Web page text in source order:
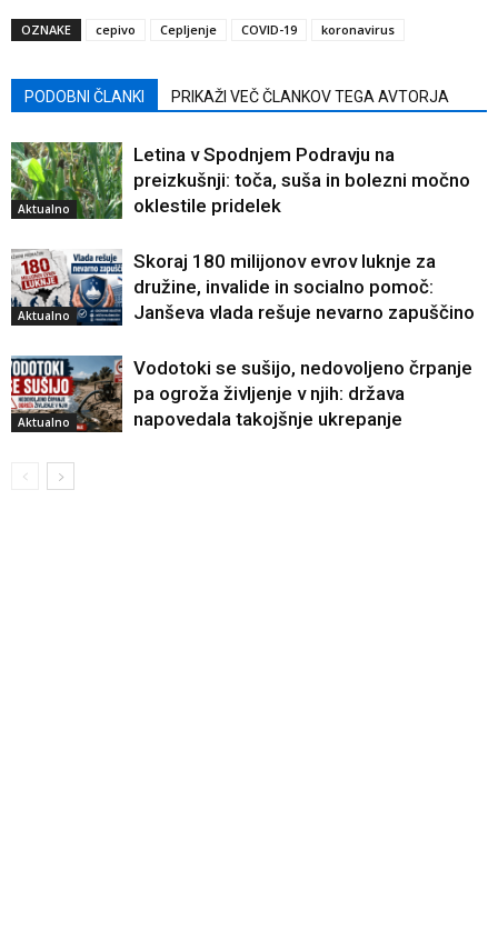
OZNAKE cepivo Cepljenje COVID-19 koronavirus
PODOBNI ČLANKI PRIKAŽI VEČ ČLANKOV TEGA AVTORJA
Aktualno
Letina v Spodnjem Podravju na
preizkušnji: toča, suša in bolezni močno
oklestile pridelek
Aktualno
Skoraj 180 milijonov evrov luknje za
družine, invalide in socialno pomoč:
Janševa vlada rešuje nevarno zapuščino
Aktualno
Vodotoki se sušijo, nedovoljeno črpanje
pa ogroža življenje v njih: država
napovedala takojšnje ukrepanje